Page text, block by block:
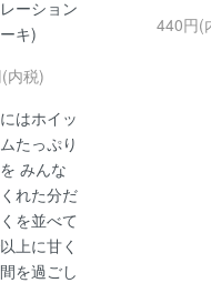
ーション
キ)
内税)
はホイッ
たっぷり
みんな
れた分だ
を並べて
上に⽢く
を過ごし
440円(